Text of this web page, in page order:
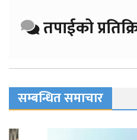
तपाईको
सम्बन्धित समाचार